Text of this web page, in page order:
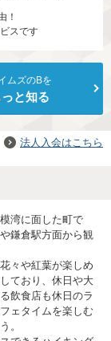
！
スです
ムズのBを
っと知る
法人入会はこちら
湾に面した町で
鎌倉駅方面から観
々や紅葉が楽しめ
ており、休日や大
飲食店も休日のラ
ェタイムを楽しむ
。